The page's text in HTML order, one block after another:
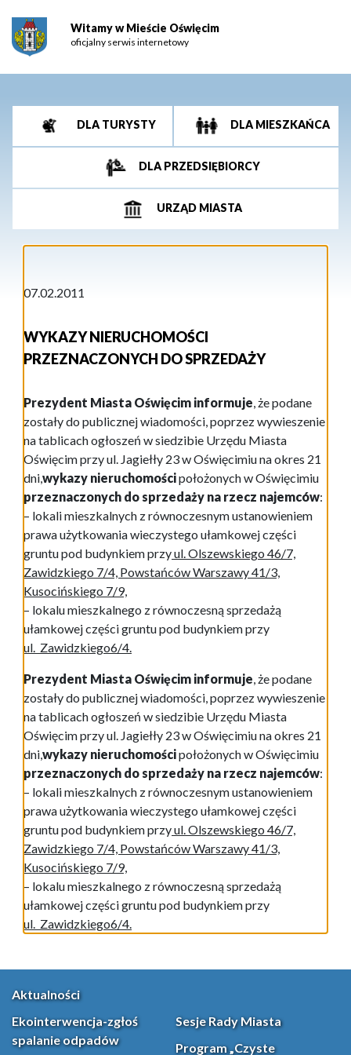
Witamy w Mieście Oświęcim
oficjalny serwis internetowy
DLA TURYSTY DLA MIESZKAŃCA
DLA PRZEDSIĘBIORCY
URZĄD MIASTA
07.02.2011
WYKAZY NIERUCHOMOŚCI
PRZEZNACZONYCH DO SPRZEDAŻY
Prezydent Miasta Oświęcim informuje, że podane
zostały do publicznej wiadomości, poprzez wywieszenie
na tablicach ogłoszeń w siedzibie Urzędu Miasta
Oświęcim przy ul. Jagiełły 23 w Oświęcimiu na okres 21
dni,wykazy nieruchomościpołożonych w Oświęcimiu
przeznaczonych do sprzedaży na rzecz najemców:
– lokali mieszkalnych z równoczesnym ustanowieniem
prawa użytkowania wieczystego ułamkowej części
gruntu pod budynkiem przyul. Olszewskiego 46/7,
Zawidzkiego 7/4, Powstańców Warszawy 41/3,
Kusocińskiego 7/9,
– lokalu mieszkalnego z równoczesną sprzedażą
ułamkowej części gruntu pod budynkiem przy
ul. Zawidzkiego6/4.
Prezydent Miasta Oświęcim informuje, że podane
zostały do publicznej wiadomości, poprzez wywieszenie
na tablicach ogłoszeń w siedzibie Urzędu Miasta
Oświęcim przy ul. Jagiełły 23 w Oświęcimiu na okres 21
dni,wykazy nieruchomościpołożonych w Oświęcimiu
przeznaczonych do sprzedaży na rzecz najemców:
– lokali mieszkalnych z równoczesnym ustanowieniem
prawa użytkowania wieczystego ułamkowej części
gruntu pod budynkiem przyul. Olszewskiego 46/7,
Zawidzkiego 7/4, Powstańców Warszawy 41/3,
Kusocińskiego 7/9,
– lokalu mieszkalnego z równoczesną sprzedażą
ułamkowej części gruntu pod budynkiem przy
ul. Zawidzkiego6/4.
Aktualności
Ekointerwencja-zgłoś
spalanie odpadów
Sesje Rady Miasta
Program „Czyste